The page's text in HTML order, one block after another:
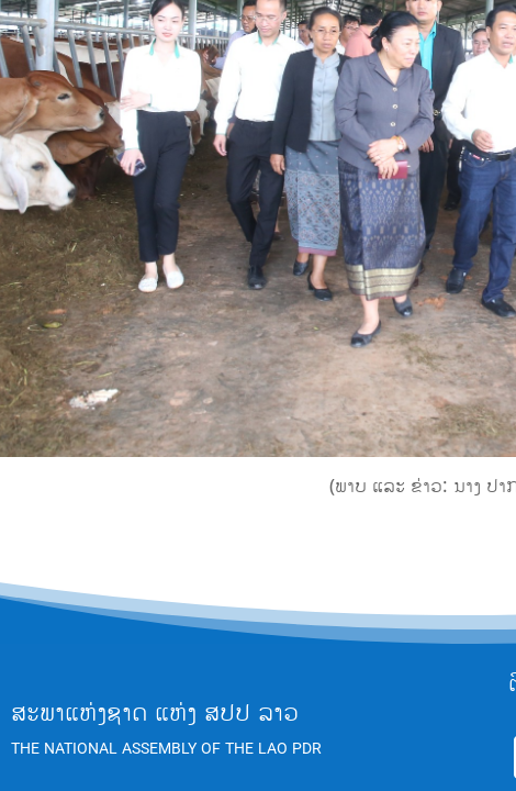
(ພາບ ແລະ ຂ່າວ: ນາງ ປ
ສະພາແຫ່ງຊາດ ແຫ່ງ ສປປ ລາວ
THE NATIONAL ASSEMBLY OF THE LAO PDR